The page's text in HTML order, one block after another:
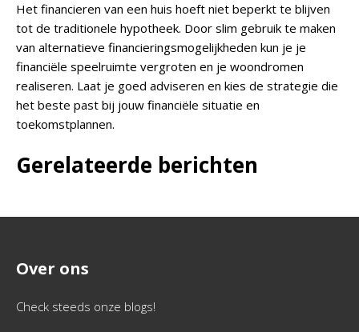
Het financieren van een huis hoeft niet beperkt te blijven
tot de traditionele hypotheek. Door slim gebruik te maken
van alternatieve financieringsmogelijkheden kun je je
financiële speelruimte vergroten en je woondromen
realiseren. Laat je goed adviseren en kies de strategie die
het beste past bij jouw financiële situatie en
toekomstplannen.
Gerelateerde berichten
Over ons
Check steeds onze blogs!